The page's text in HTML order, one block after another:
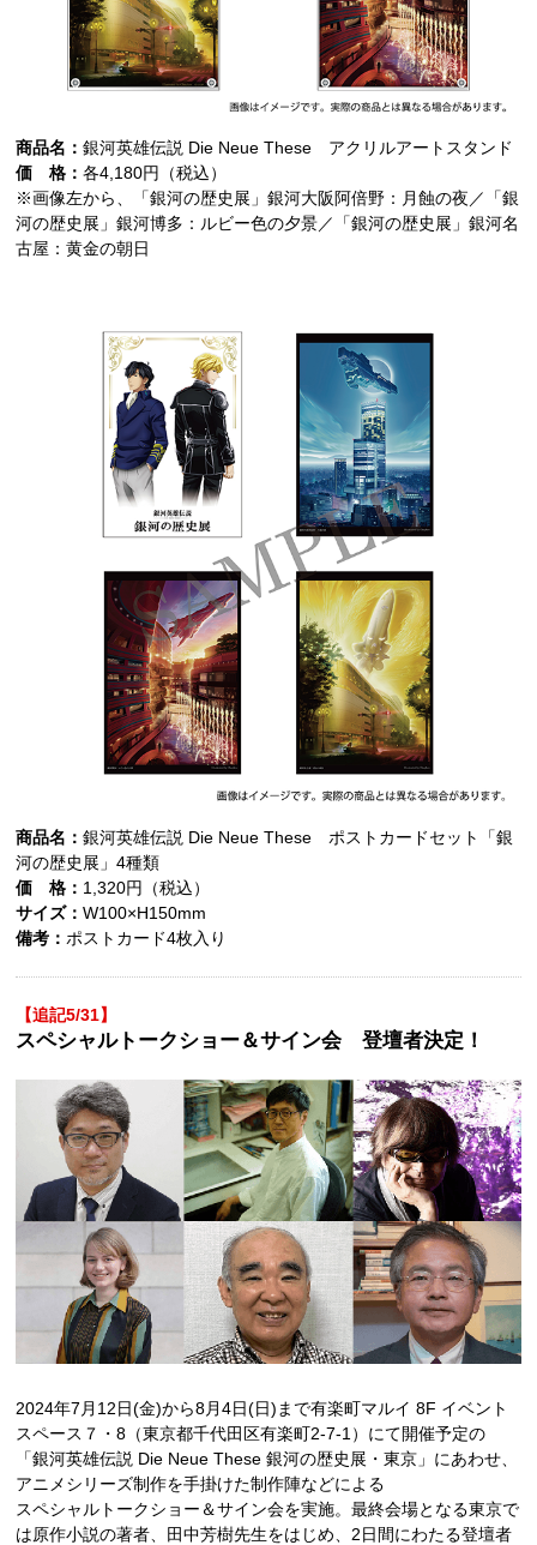
商品名：銀河英雄伝説 Die Neue These アクリルアートスタンド
価 格：各4,180円（税込）
※画像左から、「銀河の歴史展」銀河大阪阿倍野：月蝕の夜／「銀
河の歴史展」銀河博多：ルビー色の夕景／「銀河の歴史展」銀河名
古屋：黄金の朝日
商品名：銀河英雄伝説 Die Neue These ポストカードセット「銀
河の歴史展」4種類
価 格： 1,320円（税込）
サイズ：W100×H150mm
備考： ポストカード4枚入り
【追記5/31】
スペシャルトークショー＆サイン会 登壇者決定！
2024年7月12日(金)から8月4日(日)まで有楽町マルイ 8F イベント
スペース７・8（東京都千代田区有楽町2-7-1）にて開催予定の
「銀河英雄伝説 Die Neue These 銀河の歴史展・東京」にあわせ、
アニメシリーズ制作を手掛けた制作陣などによる
スペシャルトークショー＆サイン会を実施。最終会場となる東京で
は原作小説の著者、田中芳樹先生をはじめ、2日間にわたる登壇者